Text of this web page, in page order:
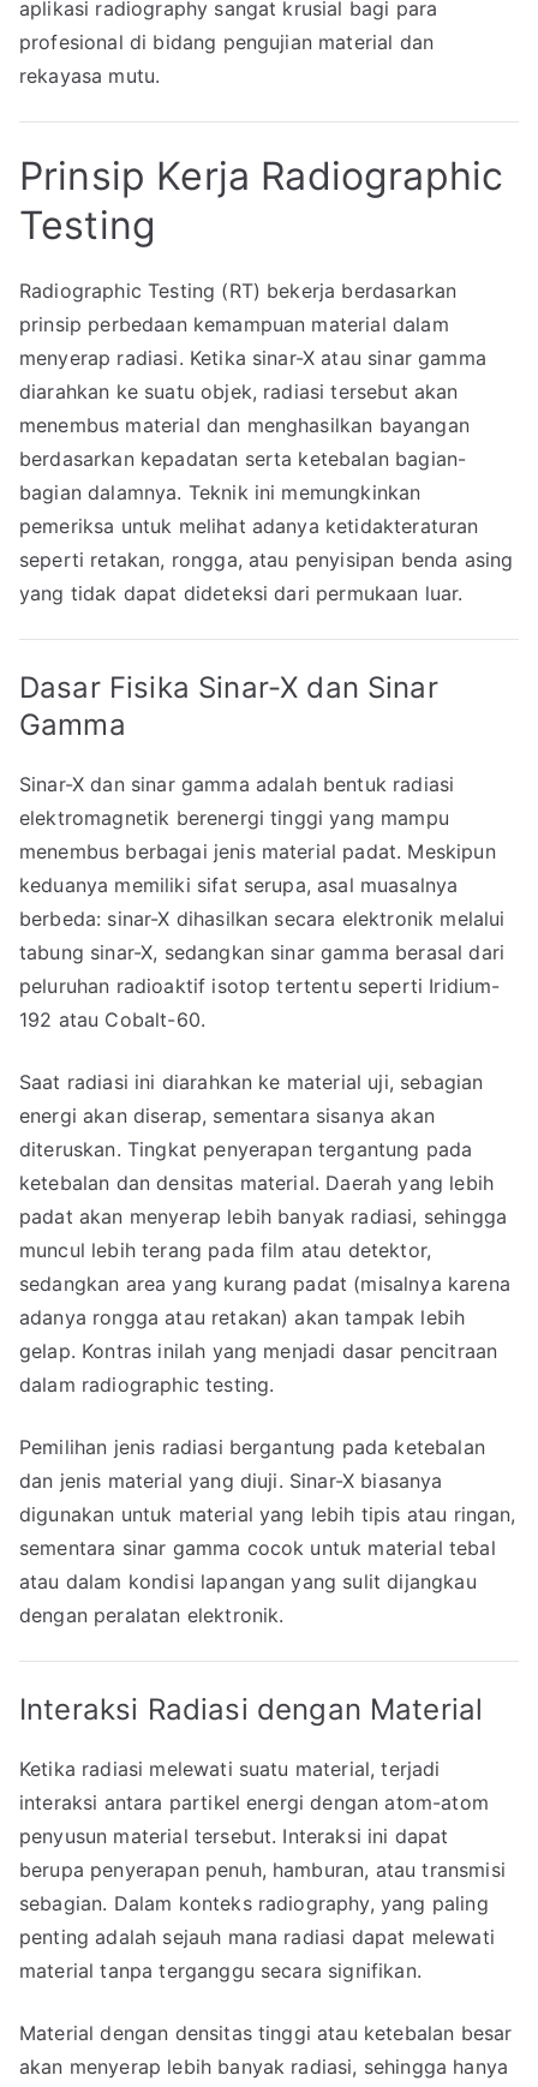
aplikasi radiography sangat krusial bagi para
profesional di bidang pengujian material dan
rekayasa mutu.
Prinsip Kerja Radiographic
Testing
Radiographic Testing (RT) bekerja berdasarkan
prinsip perbedaan kemampuan material dalam
menyerap radiasi. Ketika sinar-X atau sinar gamma
diarahkan ke suatu objek, radiasi tersebut akan
menembus material dan menghasilkan bayangan
berdasarkan kepadatan serta ketebalan bagian-
bagian dalamnya. Teknik ini memungkinkan
pemeriksa untuk melihat adanya ketidakteraturan
seperti retakan, rongga, atau penyisipan benda asing
yang tidak dapat dideteksi dari permukaan luar.
Dasar Fisika Sinar-X dan Sinar
Gamma
Sinar-X dan sinar gamma adalah bentuk radiasi
elektromagnetik berenergi tinggi yang mampu
menembus berbagai jenis material padat. Meskipun
keduanya memiliki sifat serupa, asal muasalnya
berbeda: sinar-X dihasilkan secara elektronik melalui
tabung sinar-X, sedangkan sinar gamma berasal dari
peluruhan radioaktif isotop tertentu seperti Iridium-
192 atau Cobalt-60.
Saat radiasi ini diarahkan ke material uji, sebagian
energi akan diserap, sementara sisanya akan
diteruskan. Tingkat penyerapan tergantung pada
ketebalan dan densitas material. Daerah yang lebih
padat akan menyerap lebih banyak radiasi, sehingga
muncul lebih terang pada film atau detektor,
sedangkan area yang kurang padat (misalnya karena
adanya rongga atau retakan) akan tampak lebih
gelap. Kontras inilah yang menjadi dasar pencitraan
dalam radiographic testing.
Pemilihan jenis radiasi bergantung pada ketebalan
dan jenis material yang diuji. Sinar-X biasanya
digunakan untuk material yang lebih tipis atau ringan,
sementara sinar gamma cocok untuk material tebal
atau dalam kondisi lapangan yang sulit dijangkau
dengan peralatan elektronik.
Interaksi Radiasi dengan Material
Ketika radiasi melewati suatu material, terjadi
interaksi antara partikel energi dengan atom-atom
penyusun material tersebut. Interaksi ini dapat
berupa penyerapan penuh, hamburan, atau transmisi
sebagian. Dalam konteks radiography, yang paling
penting adalah sejauh mana radiasi dapat melewati
material tanpa terganggu secara signifikan.
Material dengan densitas tinggi atau ketebalan besar
akan menyerap lebih banyak radiasi, sehingga hanya